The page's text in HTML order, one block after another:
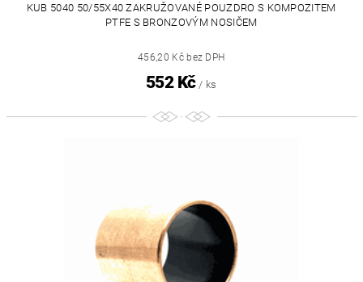
KUB 5040 50/55X40 ZAKRUŽOVANÉ POUZDRO S KOMPOZITEM
PTFE S BRONZOVÝM NOSIČEM
456,20 Kč bez DPH
552 Kč / ks